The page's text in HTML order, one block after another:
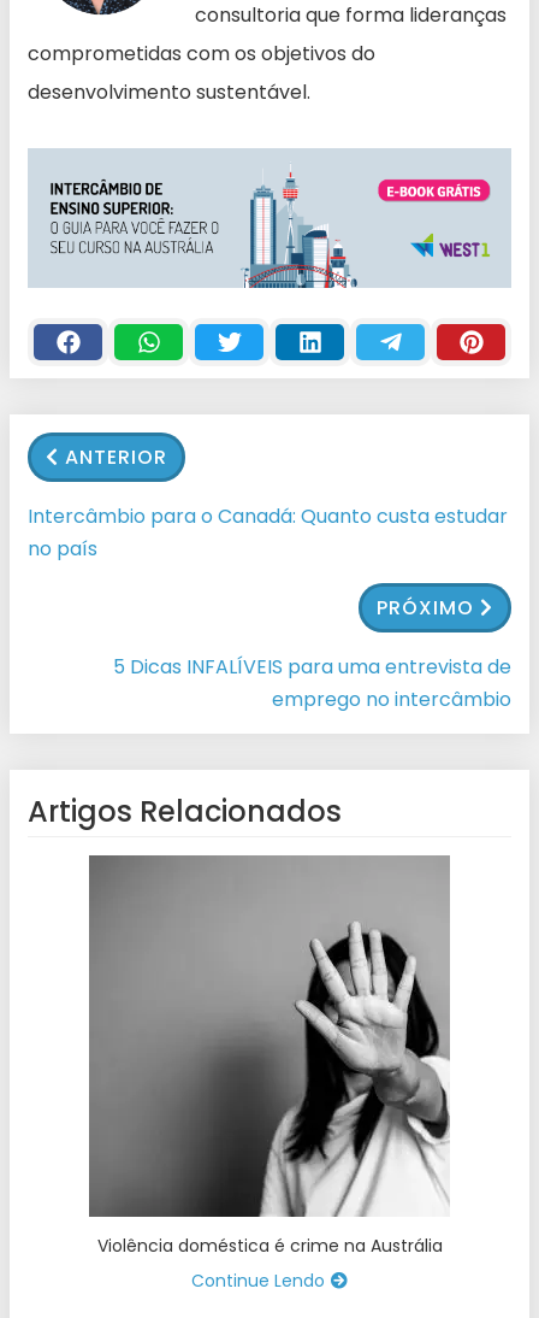
consultoria que forma lideranças
comprometidas com os objetivos do
desenvolvimento sustentável.
ANTERIOR
Intercâmbio para o Canadá: Quanto custa estudar
no país
PRÓXIMO
5 Dicas INFALÍVEIS para uma entrevista de
emprego no intercâmbio
Artigos Relacionados
Violência doméstica é crime na Austrália
Continue Lendo